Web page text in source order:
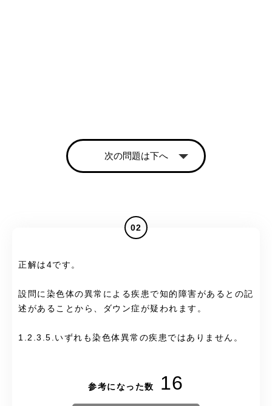
次の問題は下へ
02
正解は4です。
設問に染色体の異常による疾患で知的障害があるとの記
述があることから、ダウン症が疑われます。
1.2.3.5.いずれも染色体異常の疾患ではありません。
参考になった数 16